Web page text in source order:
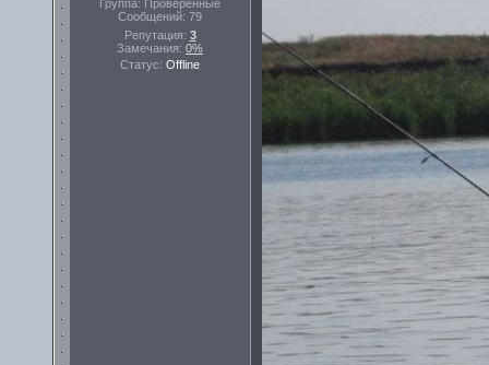
Группа: Проверенные
Сообщений: 79
Репутация: 3
Замечания: 0%
Статус: Offline